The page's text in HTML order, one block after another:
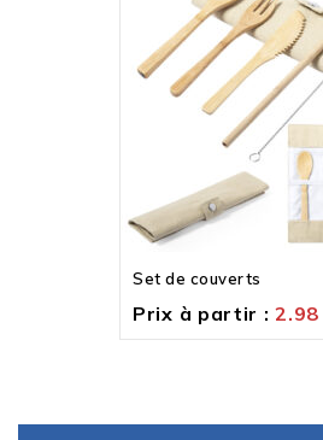
Set de couverts
Prix à partir : 2.98